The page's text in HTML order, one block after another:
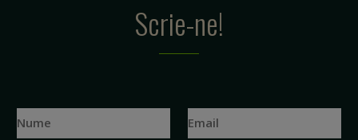
Scrie-ne!